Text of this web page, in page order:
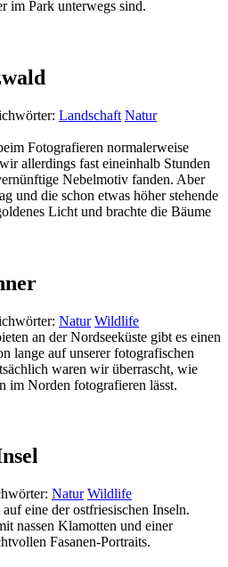
im Park unterwegs sind.
Landschaft Natur
Fotografieren normalerweise
allerdings fast eineinhalb Stunden
Nebelmotiv fanden. Aber
und die schon etwas höher stehende
Licht und brachte die Bäume
Natur Wildlife
an der Nordseeküste gibt es einen
lange auf unserer fotografischen
waren wir überrascht, wie
im Norden fotografieren lässt.
Natur Wildlife
eine der ostfriesischen Inseln.
nassen Klamotten und einer
Fasanen-Portraits.